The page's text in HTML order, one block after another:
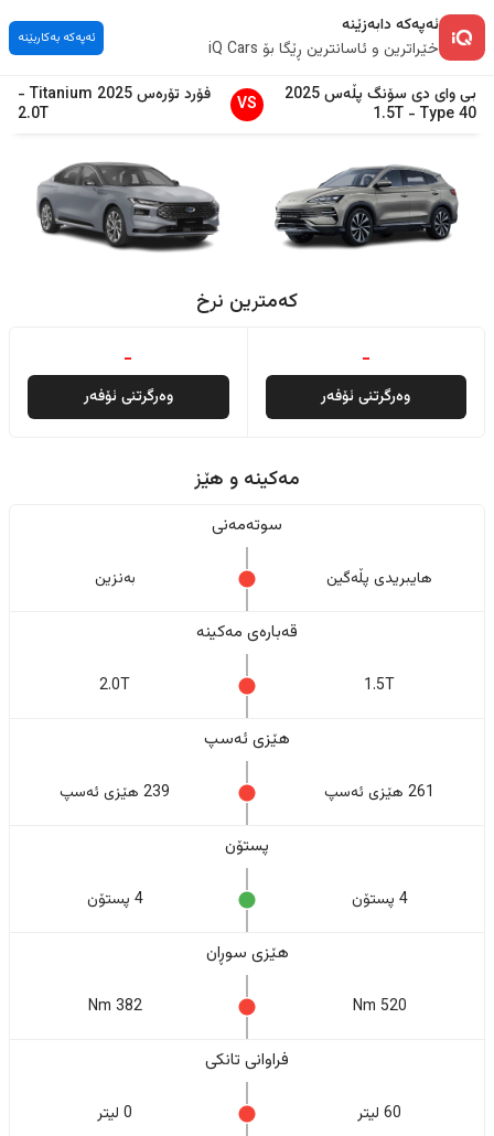
ئەپەکە دابەزێنە
خێراترین و ئاسانترین ڕێگا بۆ iQ Cars
ئەپەکە بەکاربێنە
بی وای دی سۆنگ پڵەس2025
Type 40
-
1.5T
VS فۆردتۆرەس2025
Titanium
-
2.0T
کەمترین نرخ
-
وەرگرتنی ئۆفەر
-
وەرگرتنی ئۆفەر
مەکینە و هێز
سوتەمەنی
هایبریدی پڵەگین بەنزین
قەبارەی مەکینە
1.5T
2.0T
هێزی ئەسپ
261 هێزی ئەسپ 239 هێزی ئەسپ
پستۆن
4 پستۆن 4 پستۆن
هێزی سوڕان
520 Nm
382 Nm
فراوانی تانکی
60 لیتر 0 لیتر